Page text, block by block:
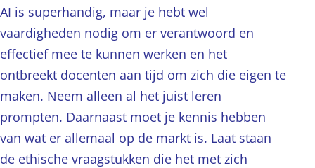
AI is superhandig, maar je hebt wel
vaardigheden nodig om er verantwoord en
effectief mee te kunnen werken en het
ontbreekt docenten aan tijd om zich die eigen te
maken. Neem alleen al het juist leren
prompten. Daarnaast moet je kennis hebben
van wat er allemaal op de markt is. Laat staan
de ethische vraagstukken die het met zich